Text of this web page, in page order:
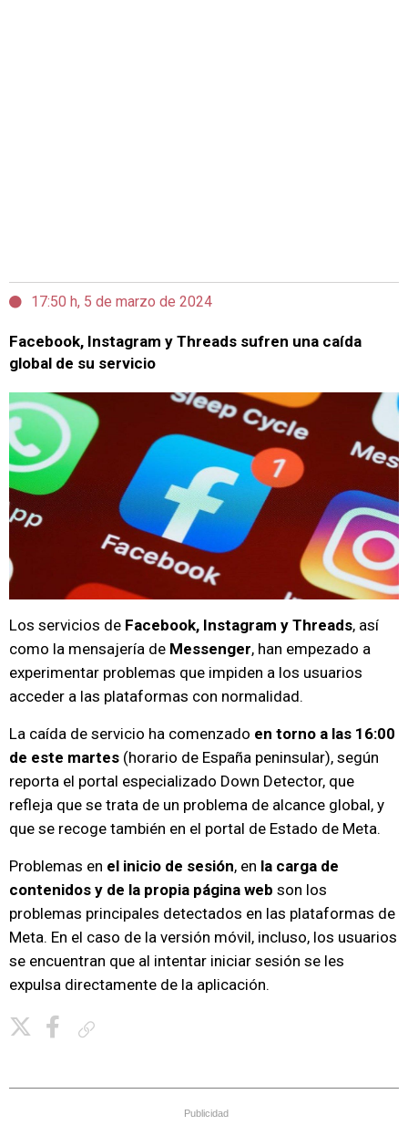
17:50 h, 5 de marzo de 2024
Facebook, Instagram y Threads sufren una caída
global de su servicio
Los servicios de Facebook, Instagram y Threads, así
como la mensajería de Messenger, han empezado a
experimentar problemas que impiden a los usuarios
acceder a las plataformas con normalidad.
La caída de servicio ha comenzado en torno a las 16:00
de este martes (horario de España peninsular), según
reporta el portal especializado Down Detector, que
refleja que se trata de un problema de alcance global, y
que se recoge también en el portal de Estado de Meta.
Problemas en el inicio de sesión, en la carga de
contenidos y de la propia página web son los
problemas principales detectados en las plataformas de
Meta. En el caso de la versión móvil, incluso, los usuarios
se encuentran que al intentar iniciar sesión se les
expulsa directamente de la aplicación.
Publicidad